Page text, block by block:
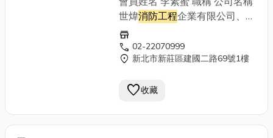
世煒消防工程企業有限公司、全
球消防工程
通訊地址 新北市三重區六張街
259號4F 電話 (02)2971-5068
store
call 02-22070999
location_on 新北市新莊區建國二路69號1樓
favorite收藏